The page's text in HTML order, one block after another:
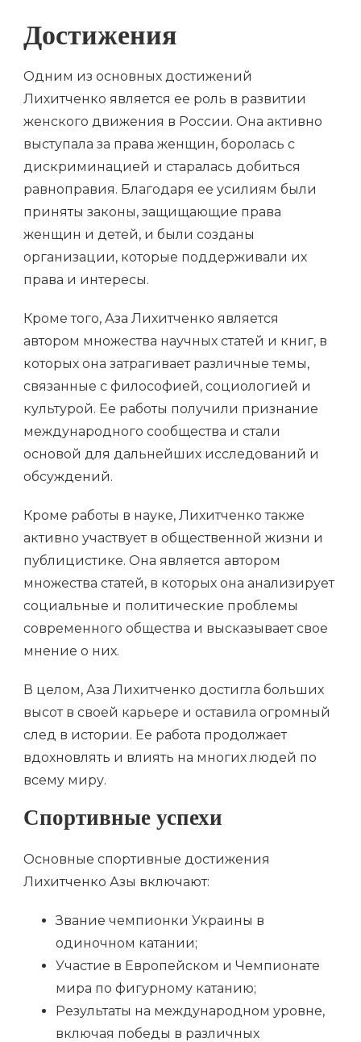
Достижения
Одним из основных достижений
Лихитченко является ее роль в развитии
женского движения в России. Она активно
выступала за права женщин, боролась с
дискриминацией и старалась добиться
равноправия. Благодаря ее усилиям были
приняты законы, защищающие права
женщин и детей, и были созданы
организации, которые поддерживали их
права и интересы.
Кроме того, Аза Лихитченко является
автором множества научных статей и книг, в
которых она затрагивает различные темы,
связанные с философией, социологией и
культурой. Ее работы получили признание
международного сообщества и стали
основой для дальнейших исследований и
обсуждений.
Кроме работы в науке, Лихитченко также
активно участвует в общественной жизни и
публицистике. Она является автором
множества статей, в которых она анализирует
социальные и политические проблемы
современного общества и высказывает свое
мнение о них.
В целом, Аза Лихитченко достигла больших
высот в своей карьере и оставила огромный
след в истории. Ее работа продолжает
вдохновлять и влиять на многих людей по
всему миру.
Спортивные успехи
Основные спортивные достижения
Лихитченко Азы включают:
Звание чемпионки Украины в
одиночном катании;
Участие в Европейском и Чемпионате
мира по фигурному катанию;
Результаты на международном уровне,
включая победы в различных